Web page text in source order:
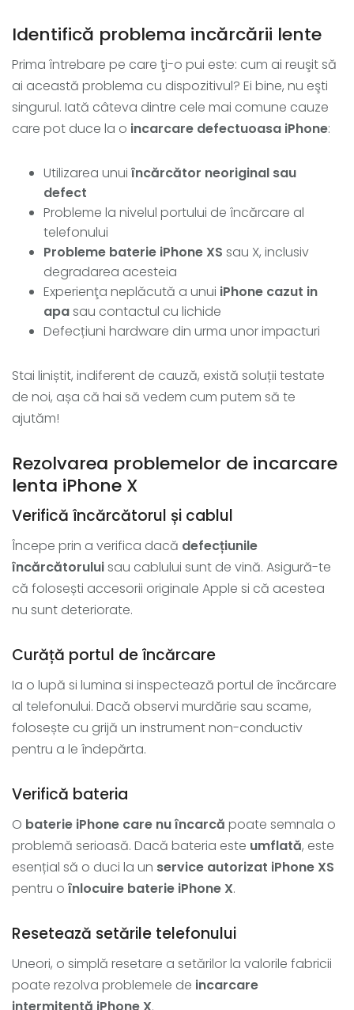
Identifică problema incărcării lente
Prima întrebare pe care ţi-o pui este: cum ai reuşit să
ai această problema cu dispozitivul? Ei bine, nu eşti
singurul. Iată câteva dintre cele mai comune cauze
care pot duce la o incarcare defectuoasa iPhone:
Utilizarea unui încărcător neoriginal sau
defect
Probleme la nivelul portului de încărcare al
telefonului
Probleme baterie iPhone XS sau X, inclusiv
degradarea acesteia
Experienţa neplăcută a unui iPhone cazut in
apasau contactul cu lichide
Defecțiuni hardware din urma unor impacturi
Stai liniștit, indiferent de cauză, există soluții testate
de noi, așa că hai să vedem cum putem să te
ajutăm!
Rezolvarea problemelor de incarcare
lenta iPhone X
Verifică încărcătorul și cablul
Începe prin a verifica dacă defecțiunile
încărcătoruluisau cablului sunt de vină. Asigură-te
că folosești accesorii originale Apple si că acestea
nu sunt deteriorate.
Curăță portul de încărcare
Ia o lupă si lumina si inspectează portul de încărcare
al telefonului. Dacă observi murdărie sau scame,
folosește cu grijă un instrument non-conductiv
pentru a le îndepărta.
Verifică bateria
O baterie iPhone care nu încarcă poate semnala o
problemă serioasă. Dacă bateria este umflată, este
esențial să o duci la un service autorizat iPhone XS
pentru o înlocuire baterie iPhone X.
Resetează setările telefonului
Uneori, o simplă resetare a setărilor la valorile fabricii
poate rezolva problemele de incarcare
intermitentă iPhone X.